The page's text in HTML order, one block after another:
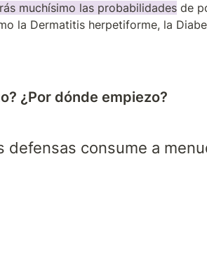
muchísimo las probabilidades de
la Dermatitis herpetiforme, la
¿Por dónde empiezo?
defensas consume a